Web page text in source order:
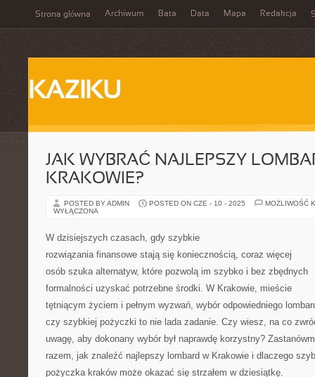
Strona główna Archiwum Bata Data Mapa Redakcja
KAZIKU
JAK WYBRAĆ NAJLEPSZY
KRAKOWIE?
POSTED BY ADMIN POSTED ON CZE - 10 - 2025
MOŻLIWOŚĆ
WYŁĄCZONA
W dzisiejszych czasach, gdy szybkie
rozwiązania finansowe stają się koniecznością, coraz więcej
osób szuka alternatyw, które pozwolą im szybko i bez zbędnych
formalności uzyskać potrzebne środki. W Krakowie, mieście
tętniącym życiem i pełnym wyzwań, wybór odpowiedniego
czy szybkiej pożyczki to nie lada zadanie. Czy wiesz, na co
uwagę, aby dokonany wybór był naprawdę korzystny?
razem, jak znaleźć najlepszy lombard w Krakowie i dlaczego
pożyczka kraków może okazać się strzałem w dziesiątkę.